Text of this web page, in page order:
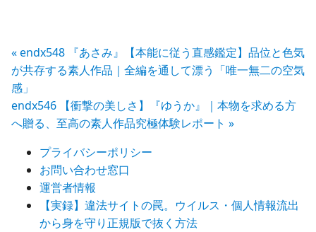
投
稿
ナ
ゲ
ー
« endx548 『あさみ』【本能に従う直感鑑定】品位と色気
が共存する素人作品｜全編を通して漂う「唯一無二の空気
感」
endx546 【衝撃の美しさ】『ゆうか』｜本物を求める方
へ贈る、至高の素人作品究極体験レポート »
プライバシーポリシー
お問い合わせ窓口
運営者情報
【実録】違法サイトの罠。ウイルス・個人情報流出
から身を守り正規版で抜く方法